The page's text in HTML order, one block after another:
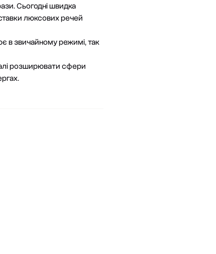
Сьогоднішвидка
люксових речей
в звичайному режимі, так
розширювати сфери